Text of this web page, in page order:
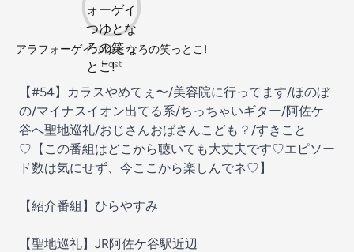
アラフォーゲイつゆとなろの笑っとこ!
Host
【#54】カラスやめてぇ〜/美容院に行ってます/ほのぼ
の/マイナスイオン出てる系/ちっちゃいギター/阿佐ケ
谷へ聖地巡礼/おじさんおばさんこども？/すきこと
♡【この番組はどこから聴いても大丈夫です♡エピソー
ド数は気にせず、今ここから楽しんでネ♡】
【紹介番組】ひらやすみ
【聖地巡礼】JR阿佐ケ谷駅近辺